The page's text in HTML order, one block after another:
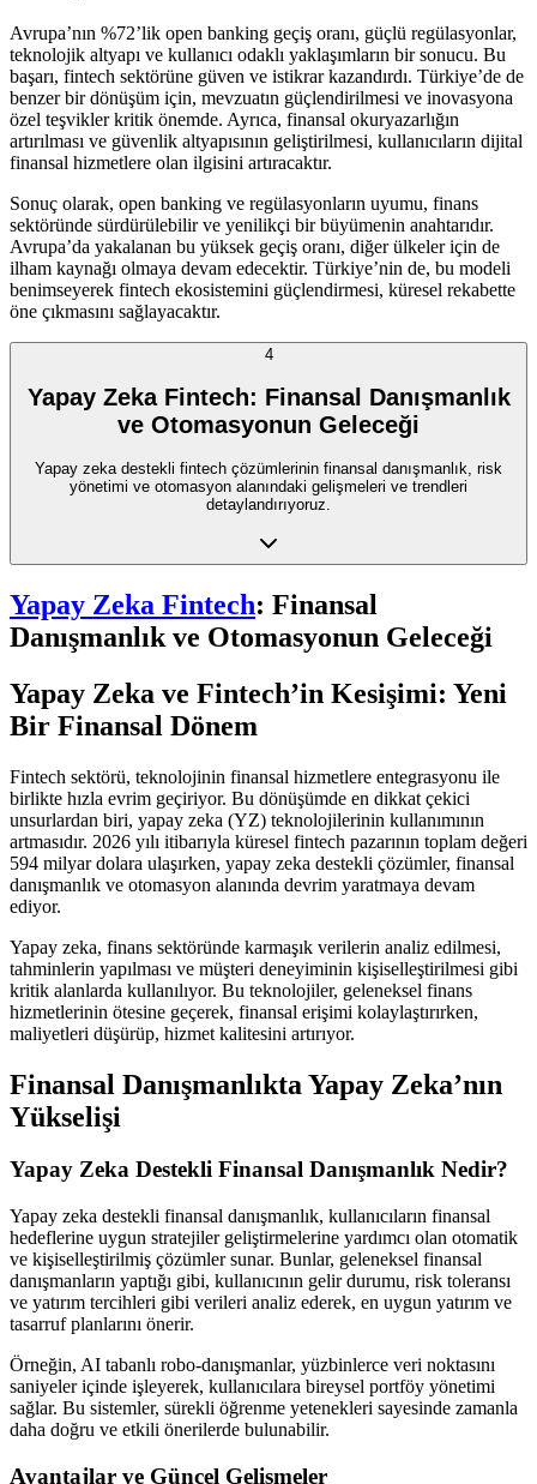
Avrupa’nın %72’lik open banking geçiş oranı, güçlü regülasyonlar,
teknolojik altyapı ve kullanıcı odaklı yaklaşımların bir sonucu. Bu
başarı, fintech sektörüne güven ve istikrar kazandırdı. Türkiye’de de
benzer bir dönüşüm için, mevzuatın güçlendirilmesi ve inovasyona
özel teşvikler kritik önemde. Ayrıca, finansal okuryazarlığın
artırılması ve güvenlik altyapısının geliştirilmesi, kullanıcıların dijital
finansal hizmetlere olan ilgisini artıracaktır.
Sonuç olarak, open banking ve regülasyonların uyumu, finans
sektöründe sürdürülebilir ve yenilikçi bir büyümenin anahtarıdır.
Avrupa’da yakalanan bu yüksek geçiş oranı, diğer ülkeler için de
ilham kaynağı olmaya devam edecektir. Türkiye’nin de, bu modeli
benimseyerek fintech ekosistemini güçlendirmesi, küresel rekabette
öne çıkmasını sağlayacaktır.
4
Yapay Zeka Fintech: Finansal Danışmanlık
ve Otomasyonun Geleceği
Yapay zeka destekli fintech çözümlerinin finansal danışmanlık, risk
yönetimi ve otomasyon alanındaki gelişmeleri ve trendleri
detaylandırıyoruz.
Yapay Zeka Fintech: Finansal
Danışmanlık ve Otomasyonun Geleceği
Yapay Zeka ve Fintech’in Kesişimi: Yeni
Bir Finansal Dönem
Fintech sektörü, teknolojinin finansal hizmetlere entegrasyonu ile
birlikte hızla evrim geçiriyor. Bu dönüşümde en dikkat çekici
unsurlardan biri, yapay zeka (YZ) teknolojilerinin kullanımının
artmasıdır. 2026 yılı itibarıyla küresel fintech pazarının toplam değeri
594 milyar dolara ulaşırken, yapay zeka destekli çözümler, finansal
danışmanlık ve otomasyon alanında devrim yaratmaya devam
ediyor.
Yapay zeka, finans sektöründe karmaşık verilerin analiz edilmesi,
tahminlerin yapılması ve müşteri deneyiminin kişiselleştirilmesi gibi
kritik alanlarda kullanılıyor. Bu teknolojiler, geleneksel finans
hizmetlerinin ötesine geçerek, finansal erişimi kolaylaştırırken,
maliyetleri düşürüp, hizmet kalitesini artırıyor.
Finansal Danışmanlıkta Yapay Zeka’nın
Yükselişi
Yapay Zeka Destekli Finansal Danışmanlık Nedir?
Yapay zeka destekli finansal danışmanlık, kullanıcıların finansal
hedeflerine uygun stratejiler geliştirmelerine yardımcı olan otomatik
ve kişiselleştirilmiş çözümler sunar. Bunlar, geleneksel finansal
danışmanların yaptığı gibi, kullanıcının gelir durumu, risk toleransı
ve yatırım tercihleri gibi verileri analiz ederek, en uygun yatırım ve
tasarruf planlarını önerir.
Örneğin, AI tabanlı robo-danışmanlar, yüzbinlerce veri noktasını
saniyeler içinde işleyerek, kullanıcılara bireysel portföy yönetimi
sağlar. Bu sistemler, sürekli öğrenme yetenekleri sayesinde zamanla
daha doğru ve etkili önerilerde bulunabilir.
Avantajlar ve Güncel Gelişmeler